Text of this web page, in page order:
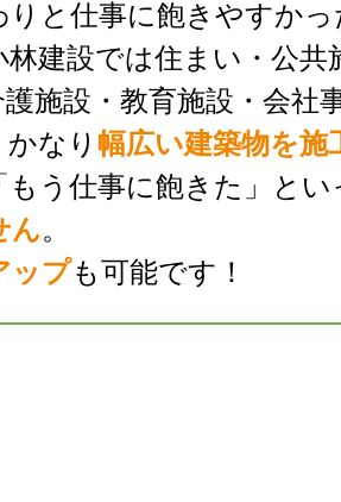
りと仕事に飽きやすか
林建設では住まい・公共
施設・教育施設・会社
なり 幅広い建築物を施
もう仕事に飽きた」と
ん。
ップも可能です！